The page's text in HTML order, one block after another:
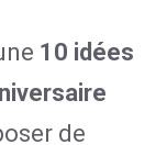
10 idées
de